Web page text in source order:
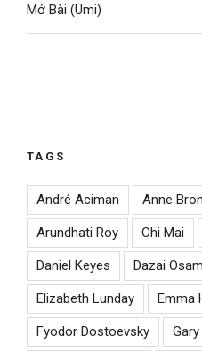
Mở Bài (Umi)
TAGS
André Aciman Anne
Arundhati Roy Chi Mai
Daniel Keyes Dazai
Elizabeth Lunday Emma
Fyodor Dostoevsky